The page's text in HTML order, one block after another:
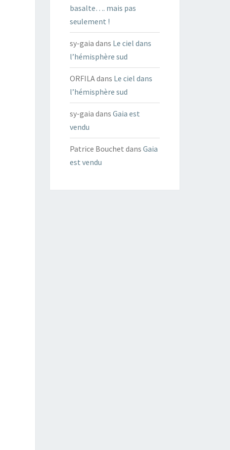
basalte…. mais pas
seulement !
sy-gaia dans Le ciel dans
l’hémisphère sud
ORFILAdans Le ciel dans
l’hémisphère sud
sy-gaia dans Gaia est
vendu
Patrice Bouchet dans Gaia
est vendu